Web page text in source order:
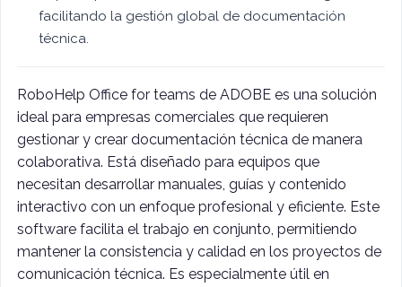
facilitando la gestión global de documentación
técnica.
RoboHelp Office for teams de ADOBE es una solución
ideal para empresas comerciales que requieren
gestionar y crear documentación técnica de manera
colaborativa. Está diseñado para equipos que
necesitan desarrollar manuales, guías y contenido
interactivo con un enfoque profesional y eficiente. Este
software facilita el trabajo en conjunto, permitiendo
mantener la consistencia y calidad en los proyectos de
comunicación técnica. Es especialmente útil en